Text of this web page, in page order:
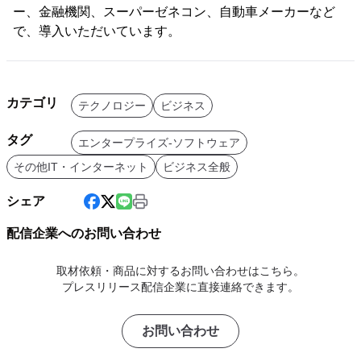
ー、金融機関、スーパーゼネコン、自動車メーカーなど
で、導入いただいています。
カテゴリ テクノロジー ビジネス
タグ
エンタープライズ-ソフトウェア
その他IT・インターネット
ビジネス全般
シェア
配信企業へのお問い合わせ
取材依頼・商品に対するお問い合わせはこちら。
プレスリリース配信企業に直接連絡できます。
お問い合わせ